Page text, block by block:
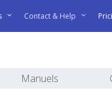
Contact & Help
Manuels